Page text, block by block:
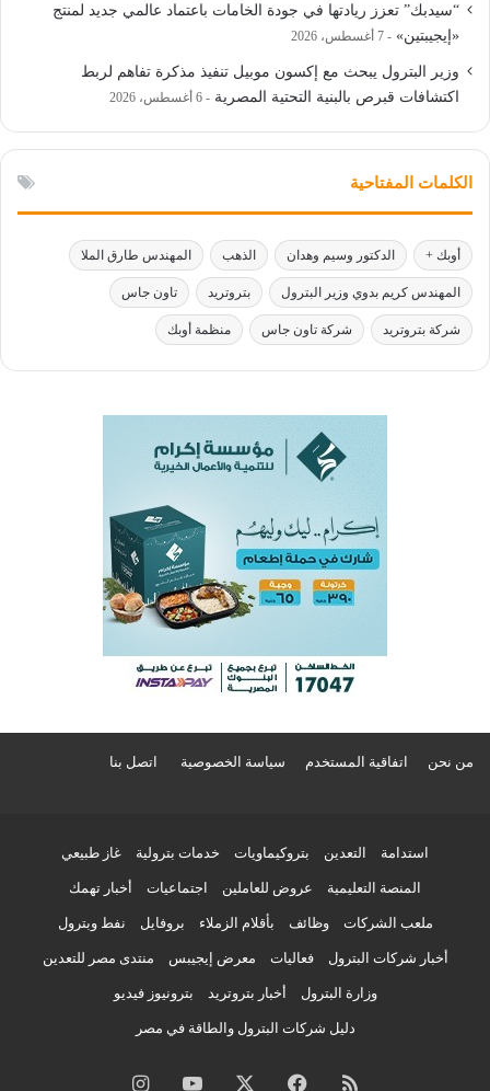
“سيدبك” تعزز ريادتها في جودة الخامات باعتماد عالمي جديد لمنتج
«إيجيبتين»
7 أغسطس، 2026
وزير البترول يبحث مع إكسون موبيل تنفيذ مذكرة تفاهم لربط
اكتشافات قبرص بالبنية التحتية المصرية
6 أغسطس، 2026
الكلمات المفتاحية
أوبك + الدكتور وسيم وهدان الذهب المهندس طارق الملا
المهندس كريم بدوي وزير البترول بتروتريد تاون جاس
شركة بتروتريد شركة تاون جاس منظمة أوبك
من نحن اتفاقية المستخدم سياسة الخصوصية اتصل بنا
استدامة التعدين بتروكيماويات خدمات بترولية غاز طبيعي
المنصة التعليمية عروض للعاملين اجتماعيات أخبار تهمك
ملعب الشركات وظائف بأقلام الزملاء بروفايل نفط وبترول
أخبار شركات البترول فعاليات معرض إيجيبس منتدى مصر للتعدين
وزارة البترول أخبار بتروتريد بترونيوز فيديو
دليل شركات البترول والطاقة في مصر
ملخصفيسبوك ‫YouTubeانستقرام